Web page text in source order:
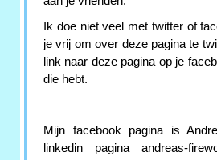
Ik doe niet veel met twitter of
je vrij om over deze pagina te
link naar deze pagina op je
die hebt.
Mijn facebook pagina is
linkedin pagina andreas-